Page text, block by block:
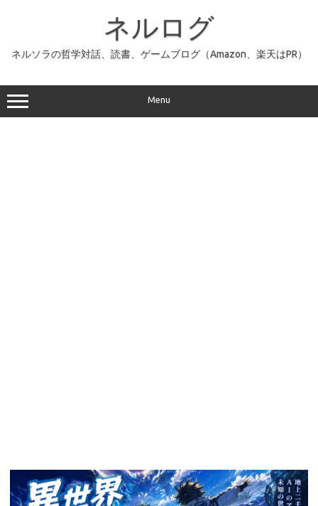
ッ
プ
ネルログ
ネルソラの哲学対話、読書、ゲームブログ（Amazon、楽天はPR）
Menu